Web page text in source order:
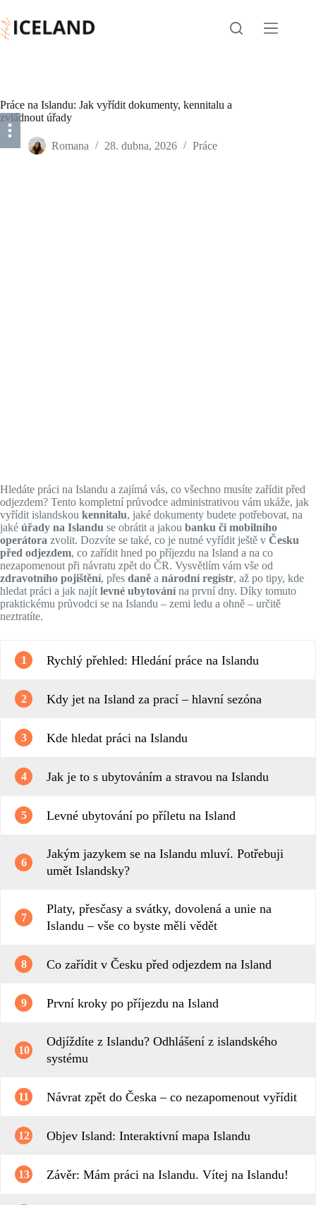
to
content
Práce na Islandu: Jak vyřídit dokumenty, kennitalu a
zvládnout úřady
Romana 28. dubna, 2026 Práce
Hledáte práci na Islandu a zajímá vás, co všechno musíte zařídit před
odjezdem? Tento kompletní průvodce administrativou vám ukáže, jak
vyřídit islandskou kennitalu, jaké dokumenty budete potřebovat, na
jaké úřady na Islandu se obrátit a jakou banku či mobilního
operátora zvolit. Dozvíte se také, co je nutné vyřídit ještě v Česku
před odjezdem, co zařídit hned po příjezdu na Island a na co
nezapomenout při návratu zpět do ČR. Vysvětlím vám vše od
zdravotního pojištění, přes daně a národní registr, až po tipy, kde
hledat práci a jak najít levné ubytovánína první dny. Díky tomuto
praktickému průvodci se na Islandu – zemi ledu a ohně – určitě
neztratíte.
1 Rychlý přehled: Hledání práce na Islandu
2 Kdy jet na Island za prací – hlavní sezóna
3 Kde hledat práci na Islandu
4 Jak je to s ubytováním a stravou na Islandu
5 Levné ubytování po příletu na Island
6
Jakým jazykem se na Islandu mluví. Potřebuji
umět Islandsky?
7
Platy, přesčasy a svátky, dovolená a unie na
Islandu – vše co byste měli vědět
8 Co zařídit v Česku před odjezdem na Island
9 První kroky po příjezdu na Island
10
Odjíždíte z Islandu? Odhlášení z islandského
systému
11 Návrat zpět do Česka – co nezapomenout vyřídit
12 Objev Island: Interaktivní mapa Islandu
13 Závěr: Mám práci na Islandu. Vítej na Islandu!